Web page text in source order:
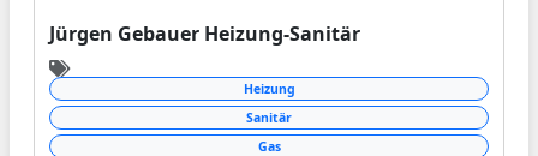
Jürgen Gebauer Heizung-Sanitär
Heizung
Sanitär
Gas